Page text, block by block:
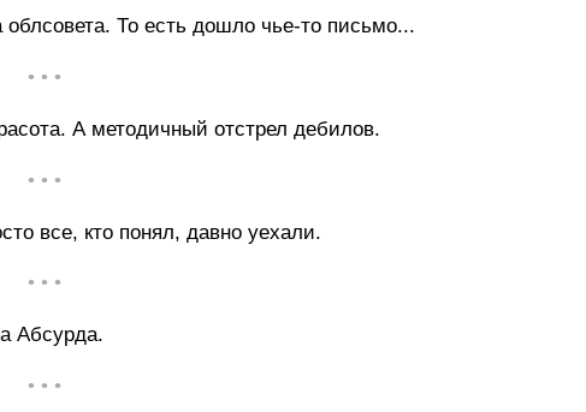
То есть дошло чье-то письмо...
• • •
А методичный отстрел дебилов.
• • •
все, кто понял, давно уехали.
• • •
Абсурда.
• • •